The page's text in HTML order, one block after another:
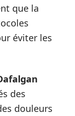
que la
éviter les
des
douleurs